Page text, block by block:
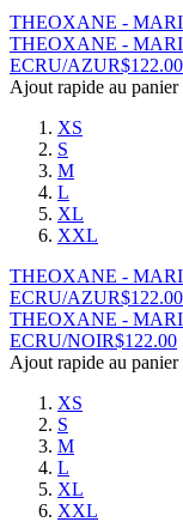
THEOXANE -
THEOXANE -
ECRU/AZUR$122.00
Ajout rapide au panier
XS
S
M
L
XL
XXL
THEOXANE -
ECRU/AZUR$122.00
THEOXANE -
ECRU/NOIR$122.00
Ajout rapide au panier
XS
S
M
L
XL
XXL